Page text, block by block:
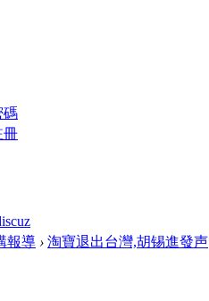
碼
冊
報導 › 淘寶退出台灣,胡锡進發声